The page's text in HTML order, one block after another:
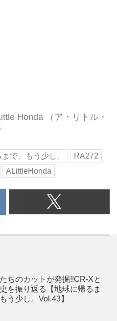
Honda （ア・リトル・
で、もう少し。
RA272
ALittleHonda
ちのカットが発掘!!CR-Xと
を振り返る【地球に帰るま
う少し。Vol.43】